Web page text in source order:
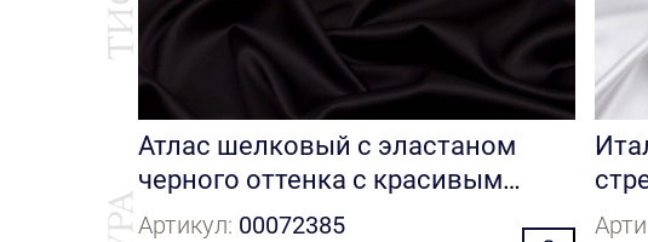
Атлас шелковый с эластаном
черного оттенка с красивым
блеском
Артикул: 00072385